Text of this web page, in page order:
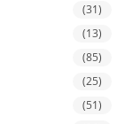
(31)
(13)
(85)
(25)
(51)